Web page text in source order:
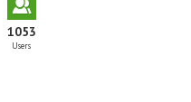
1053
Users